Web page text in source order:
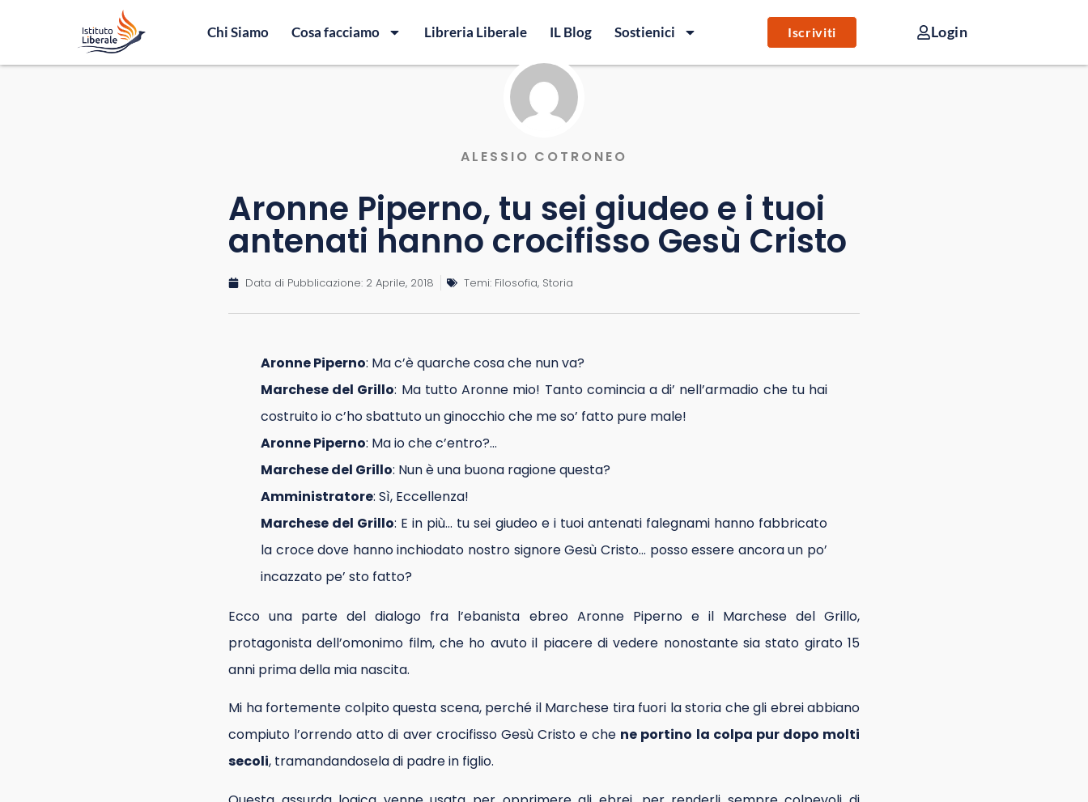
Chi Siamo Cosa facciamo Libreria Liberale IL Blog Sostienici Iscriviti Login
ALESSIO COTRONEO
Aronne Piperno, tu sei giudeo e i tuoi
antenati hanno crocifisso Gesù Cristo
Data di Pubblicazione: 2 Aprile, 2018 Temi: Filosofia, Storia
Aronne Piperno: Ma c’è quarche cosa che nun va?
Marchese del Grillo: Ma tutto Aronne mio! Tanto comincia a di’ nell’armadio che tu hai
costruito io c’ho sbattuto un ginocchio che me so’ fatto pure male!
Aronne Piperno: Ma io che c’entro?…
Marchese del Grillo: Nun è una buona ragione questa?
Amministratore: Sì, Eccellenza!
Marchese del Grillo: E in più… tu sei giudeo e i tuoi antenati falegnami hanno fabbricato
la croce dove hanno inchiodato nostro signore Gesù Cristo… posso essere ancora un po’
incazzato pe’ sto fatto?
Ecco una parte del dialogo fra l’ebanista ebreo Aronne Piperno e il Marchese del Grillo,
protagonista dell’omonimo film, che ho avuto il piacere di vedere nonostante sia stato girato 15
anni prima della mia nascita.
Mi ha fortemente colpito questa scena, perché il Marchese tira fuori la storia che gli ebrei abbiano
compiuto l’orrendo atto di aver crocifisso Gesù Cristo e che ne portino la colpa pur dopo molti
secoli, tramandandosela di padre in figlio.